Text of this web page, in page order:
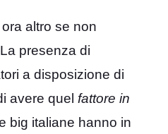
altro se non
La presenza di
a disposizione di
avere quel fattore in
big italiane hanno in